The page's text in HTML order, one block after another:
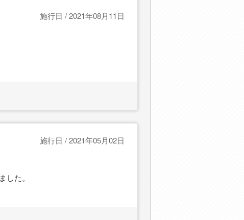
施行日 / 2021年08月11日
施行日 / 2021年05月02日
た。